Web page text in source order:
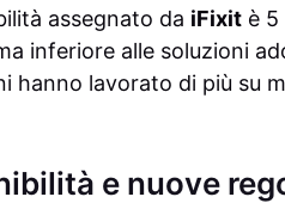
assegnato da iFixit è 5
inferiore alle soluzioni
hanno lavorato di più su
e nuove